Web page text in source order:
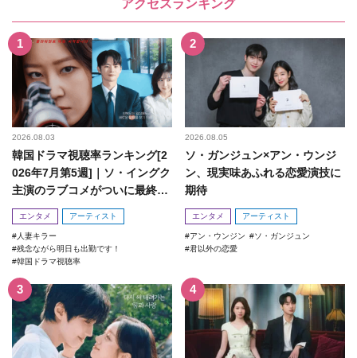
アクセスランキング
2026.08.03
韓国ドラマ視聴率ランキング[2
026年7月第5週]｜ソ・イングク
主演のラブコメがついに最終
回！
エンタメ アーティスト
人妻キラー
残念ながら明日も出勤です！
韓国ドラマ視聴率
2026.08.05
ソ・ガンジュン×アン・ウンジ
ン、現実味あふれる恋愛演技に
期待
エンタメ アーティスト
アン・ウンジン
ソ・ガンジュン
君以外の恋愛